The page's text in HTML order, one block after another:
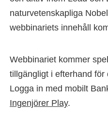
naturvetenskapliga
webbinariets innehåll
Webbinariet kommer
tillgängligt i efterhand för
Logga in med mobilt
Ingenjörer Play.